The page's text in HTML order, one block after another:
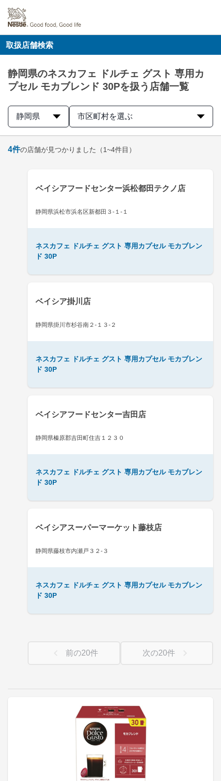
取扱店舗検索
静岡県のネスカフェ ドルチェ グスト 専用カ
プセル モカブレンド 30Pを扱う店舗一覧
静岡県 市区町村を選ぶ
4件の店舗が見つかりました （1~4件目）
ベイシアフードセンター浜松都田テクノ店
静岡県浜松市浜名区新都田３-１-１
ネスカフェ ドルチェ グスト 専用カプセル モカブレン
ド 30P
ベイシア掛川店
静岡県掛川市杉谷南２-１３-２
ネスカフェ ドルチェ グスト 専用カプセル モカブレン
ド 30P
ベイシアフードセンター吉田店
静岡県榛原郡吉田町住吉１２３０
ネスカフェ ドルチェ グスト 専用カプセル モカブレン
ド 30P
ベイシアスーパーマーケット藤枝店
静岡県藤枝市内瀬戸３２-３
ネスカフェ ドルチェ グスト 専用カプセル モカブレン
ド 30P
前の20件 次の20件